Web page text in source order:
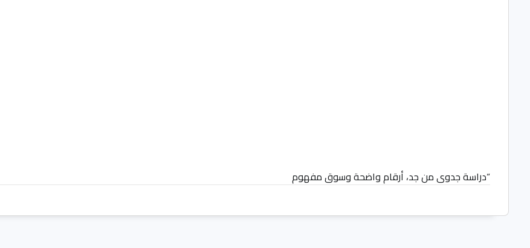
“دراسة جدوى من جد، أرقام واضحة وسوق مفهوم